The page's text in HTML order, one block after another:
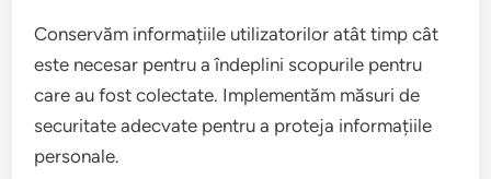
Conservăm informațiile utilizatorilor atât timp cât
este necesar pentru a îndeplini scopurile pentru
care au fost colectate. Implementăm măsuri de
securitate adecvate pentru a proteja informațiile
personale.